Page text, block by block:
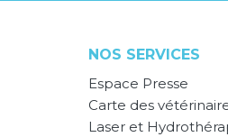
NOS SERVICES
Espace Presse
Carte des
Laser et